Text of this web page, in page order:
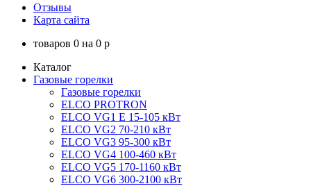
Отзывы
Карта сайта
товаров 0 на 0 p
Каталог
Газовые горелки
Газовые горелки
ELCO PROTRON
ELCO VG1 E 15-105 кВт
ELCO VG2 70-210 кВт
ELCO VG3 95-300 кВт
ELCO VG4 100-460 кВт
ELCO VG5 170-1160 кВт
ELCO VG6 300-2100 кВт